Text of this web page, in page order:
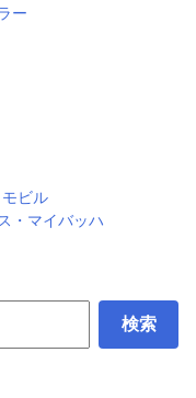
ー
ビル
・マイバッハ
検索